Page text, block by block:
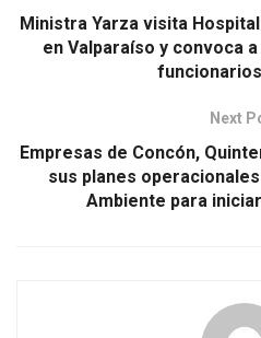
Ministra Yarza visita
en Valparaíso y convoca
Next
Empresas de Concón,
sus planes
Ambiente para